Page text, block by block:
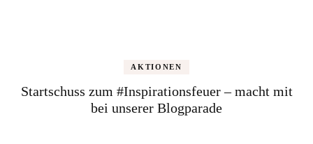
AKTIONEN
Startschuss zum #Inspirationsfeuer – macht mit
bei unserer Blogparade